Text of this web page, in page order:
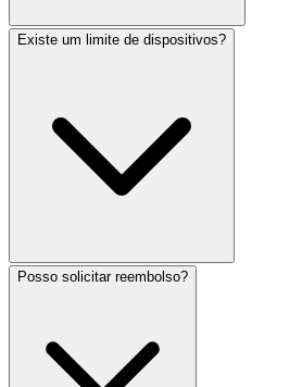
Existe um limite de dispositivos?
Posso solicitar reembolso?